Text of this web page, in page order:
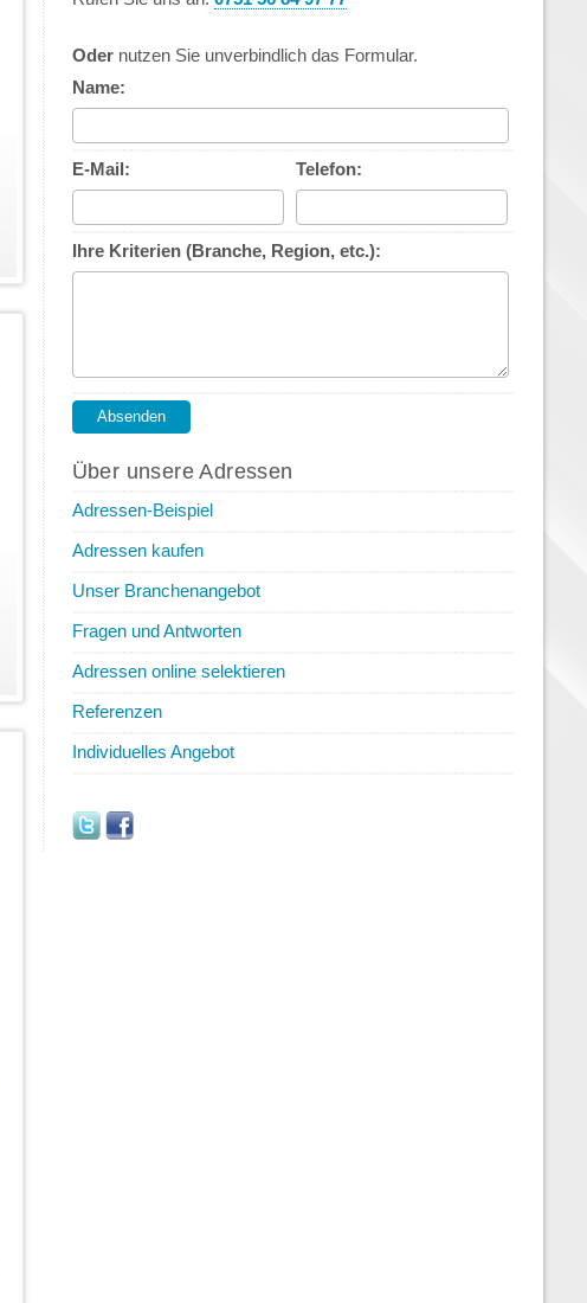
Odernutzen Sie unverbindlich das Formular.
Name:
E-Mail: Telefon:
Ihre Kriterien (Branche, Region, etc.):
Über unsere Adressen
Adressen-Beispiel
Adressen kaufen
Unser Branchenangebot
Fragen und Antworten
Adressen online selektieren
Referenzen
Individuelles Angebot